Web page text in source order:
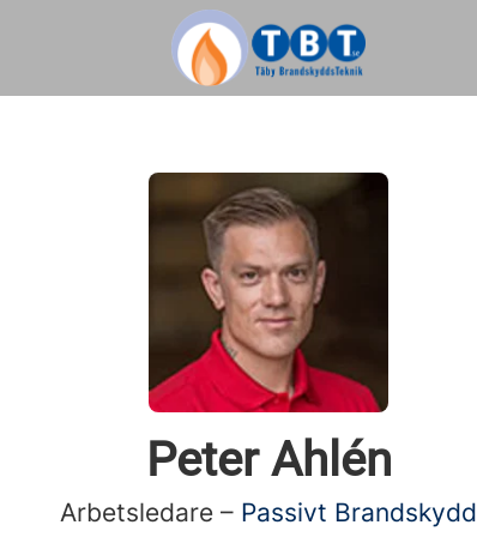
Peter Ahlén
Arbetsledare – Passivt Brandskydd